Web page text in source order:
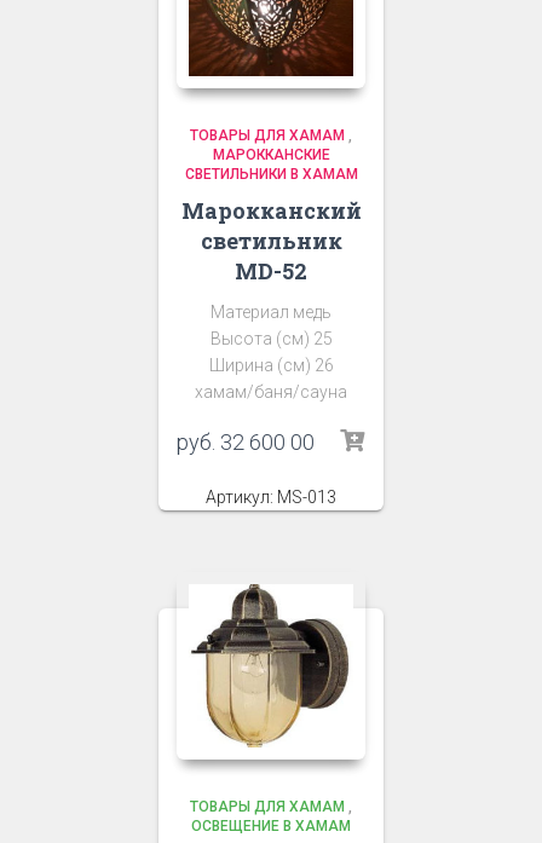
ТОВАРЫ ДЛЯ ХАМАМ
МАРОККАНСКИЕ
СВЕТИЛЬНИКИ В ХАМАМ
Марокканский
светильник
MD-52
Материал медь
Высота (см) 25
Ширина (см) 26
хамам/баня/сауна
руб. 32 600 00
Артикул: MS-013
ТОВАРЫ ДЛЯ ХАМАМ
ОСВЕЩЕНИЕ В ХАМАМ